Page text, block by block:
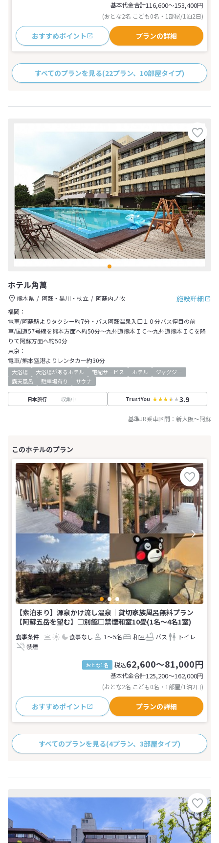
基本代金合計116,600〜153,400円
(おとな2名 こども0名・1部屋/1泊2日)
おすすめポイント プランの詳細
すべてのプランを見る(22プラン、10部屋タイプ)
ホテル角萬
施設詳細
熊本県 阿蘇・黒川・杖立
阿蘇内ノ牧
福岡：
電車/阿蘇駅よりタクシー約7分・バス阿蘇温泉入口１０分バス停目の前
車/国道57号線を熊本方面へ約50分～九州道熊本ＩＣ～九州道熊本ＩＣを降
りて阿蘇方面へ約50分
東京：
電車/熊本空港よりレンタカー約30分
大浴場 大浴場があるホテル 宅配サービス ホテル
ジャグジー
露天風呂
駐車場有り サウナ
日本旅行 収集中 TrustYou 3.9
基準JR乗車区間： 新大阪～阿蘇
【素泊まり】源泉かけ流し温泉｜貸切家族風呂無料プラン
【阿蘇五岳を望む】□別館□禁煙和室10畳(1名～4名1室)
食事なし 1～5名 和室 バス
トイレ
禁煙
おとな1名 税込62,600～81,000円
基本代金合計125,200〜162,000円
(おとな2名 こども0名・1部屋/1泊2日)
おすすめポイント プランの詳細
すべてのプランを見る(4プラン、3部屋タイプ)